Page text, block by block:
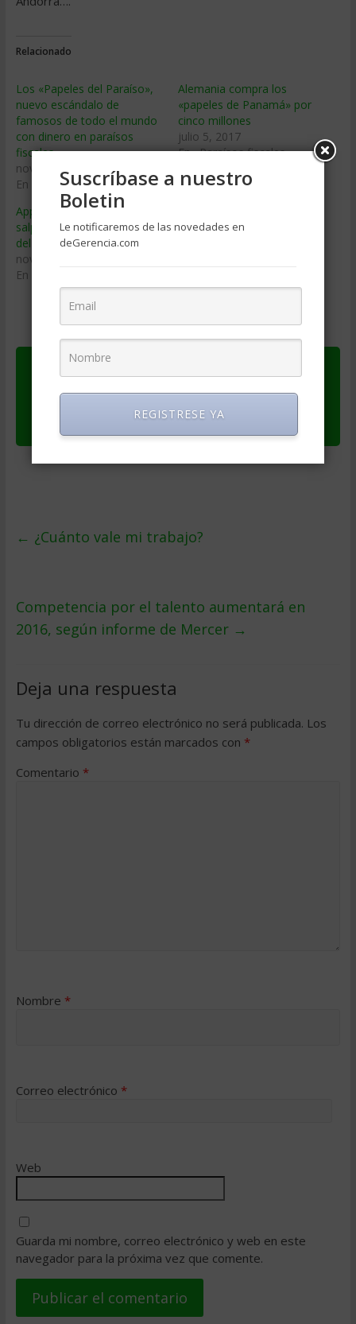
Relacionado
Los «Papeles del Paraíso»,
nuevo escándalo de
famosos de todo el mundo
con dinero en paraísos
fiscales
noviembre 6, 2017
En «Paraísos fiscales»
Alemania compra los
«papeles de Panamá» por
cinco millones
julio 5, 2017
En «Paraísos fiscales»
Apple, Uber y Nike,
salpicadas por los «Papeles
del Paraíso»
noviembre 7, 2017
En «Paraísos fiscales»
Ver original enEl Blog Salmon
Publicado ellunes abril 11, 2016
Noticia local deEspaña
← ¿Cuánto vale mi trabajo?
Competencia por el talento aumentará en
2016, según informe de Mercer →
Deja una respuesta
Tu dirección de correo electrónico no será publicada. Los
campos obligatorios están marcados con *
Comentario *
Nombre *
Correo electrónico *
Web
Guarda mi nombre, correo electrónico y web en este
navegador para la próxima vez que comente.
Suscríbase a nuestro
Boletin
Le notificaremos de las novedades en
deGerencia.com
REGISTRESE YA